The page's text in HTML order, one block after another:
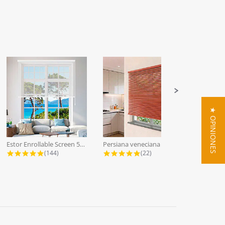
Estor Enrollable Screen 5% a Medida...
4.9 star rating
(144) 4.9 star rating
(22) ★ OPINIONES